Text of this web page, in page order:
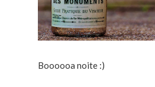
Boooooa noite :)